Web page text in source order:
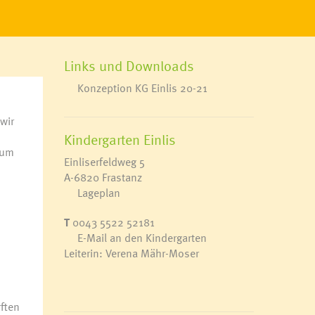
für Senioren
Links und Downloads
Konzeption KG Einlis 20-21​​​​​​​​​​​​​​​​​​​​​​​​​​​​​​​​​​​
Kindergarten Einlis
Einliserfeldweg 5
A-6820 Frastanz
Lageplan
T 0043 5522 52181
E-Mail an den Kindergarten
Leiterin: Verena Mähr-Moser